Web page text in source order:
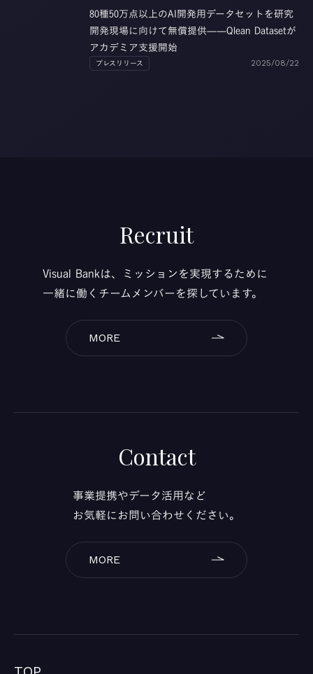
80種50万点以上のAI開発用データセットを研究
開発現場に向けて無償提供——Qlean Datasetが
アカデミア支援開始
プレスリリース 2025/08/22
Recruit
Visual Bankは、ミッションを実現するために
一緒に働くチームメンバーを探しています。
MORE
Contact
事業提携やデータ活用など
お気軽にお問い合わせください。
MORE